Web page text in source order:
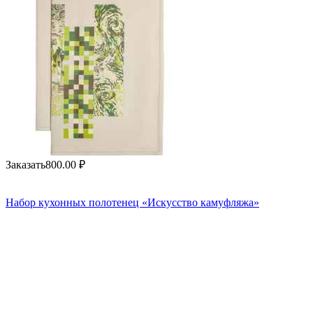
Заказать800.00 ₽
Набор кухонных полотенец «Искусство камуфляжа»